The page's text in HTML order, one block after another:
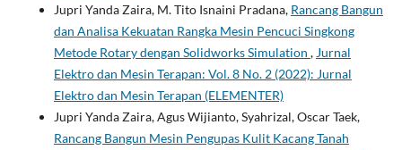
Jupri Yanda Zaira, M. Tito Isnaini Pradana, Rancang Bangun
dan Analisa Kekuatan Rangka Mesin Pencuci Singkong
Metode Rotary dengan Solidworks Simulation , Jurnal
Elektro dan Mesin Terapan: Vol. 8 No. 2 (2022): Jurnal
Elektro dan Mesin Terapan (ELEMENTER)
Jupri Yanda Zaira, Agus Wijianto, Syahrizal, Oscar Taek,
Rancang Bangun Mesin Pengupas Kulit Kacang Tanah